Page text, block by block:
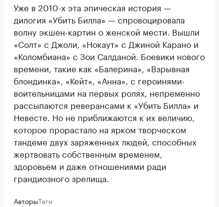
Уже в 2010-х эта эпическая история —
дилогия «Убить Билла» — спровоцировала
волну экшен-картин о женской мести. Вышли
«Солт» с Джоли, «Нокаут» с Джиной Карано и
«Коломбиана» с Зои Салданой. Боевики нового
времени, такие как «Балерина», «Взрывная
блондинка», «Кейт», «Анна», с героинями-
воительницами на первых ролях, непременно
рассыпаются реверансами к «Убить Билла» и
Невесте. Но не приближаются к их величию,
которое прорастало на ярком творческом
тандеме двух заряженных людей, способных
жертвовать собственным временем,
здоровьем и даже отношениями ради
грандиозного зрелища.
АвторыТеги